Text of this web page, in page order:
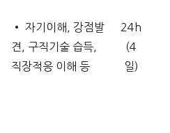
• 자기이해, 강점발
견, 구직기술 습득,
직장적응 이해 등
24h
(4
일)